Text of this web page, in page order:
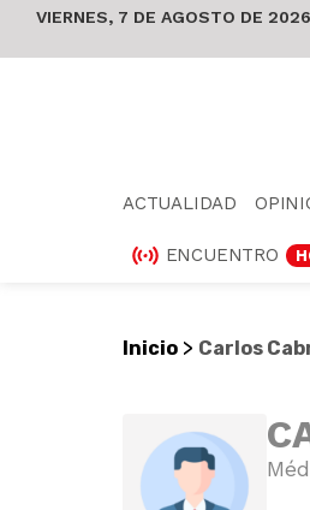
VIERNES, 7 DE AGOSTO DE 2026
ACTUALIDAD
ENCUENTRO
Inicio > Carlos